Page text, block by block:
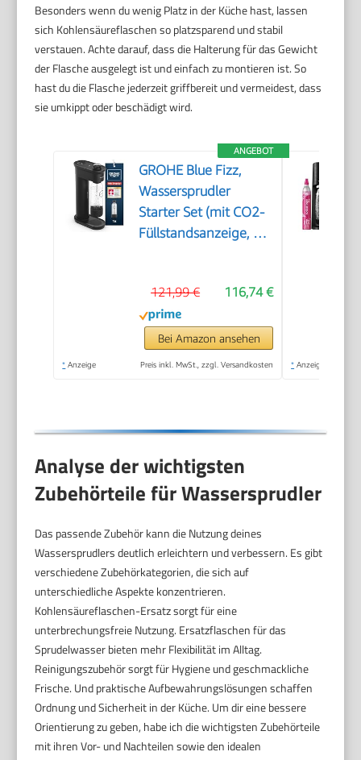
Besonders wenn du wenig Platz in der Küche hast, lassen
sich Kohlensäureflaschen so platzsparend und stabil
verstauen. Achte darauf, dass die Halterung für das Gewicht
der Flasche ausgelegt ist und einfach zu montieren ist. So
hast du die Flasche jederzeit griffbereit und vermeidest, dass
sie umkippt oder beschädigt wird.
ANGEBOT
GROHE Blue Fizz,
Wassersprudler
Starter Set (mit CO2-
Füllstandsanzeige, 3
Flasche, 1x 0,85l
Wasserflasche +
Reinigungspulver),
schwarz, 31947K00
116,74 €
121,99 €
Bei Amazon ansehen
* Anzeige Preis inkl. MwSt., zzgl. Versandkosten * Anzeige
Analyse der wichtigsten
Zubehörteile für Wassersprudler
Das passende Zubehör kann die Nutzung deines
Wassersprudlers deutlich erleichtern und verbessern. Es gibt
verschiedene Zubehörkategorien, die sich auf
unterschiedliche Aspekte konzentrieren.
Kohlensäureflaschen-Ersatz sorgt für eine
unterbrechungsfreie Nutzung. Ersatzflaschen für das
Sprudelwasser bieten mehr Flexibilität im Alltag.
Reinigungszubehör sorgt für Hygiene und geschmackliche
Frische. Und praktische Aufbewahrungslösungen schaffen
Ordnung und Sicherheit in der Küche. Um dir eine bessere
Orientierung zu geben, habe ich die wichtigsten Zubehörteile
mit ihren Vor- und Nachteilen sowie den idealen